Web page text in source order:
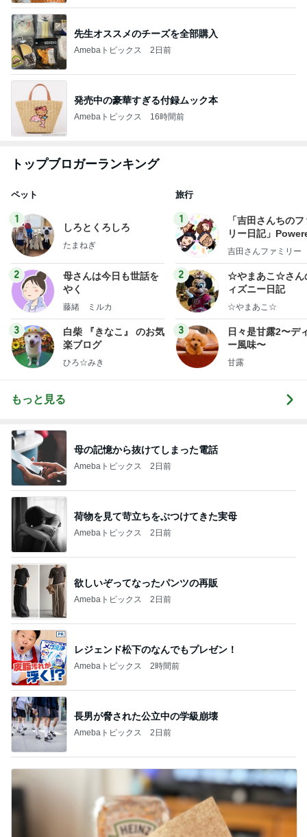
先生オススメのチーズを全部購入
Amebaトピックス 2日前
発売中の豪華すぎる付録ムック本
Amebaトピックス 16時間前
トップブロガーランキング
ペット
1
しろとくろしろ
たまねぎ
2
母さんは今日も世話を
やく
藤緒 ミルカ
3
白柴 『きなこ』 のお気
楽ブログ
ひろ☆みき
旅行
1
「吉田さんちの
リー日記」
y Ameba 吉田さ
ログ
吉田さんファミリー
2
☆やまあこ☆さん
ィズニー日記
☆やまあこ☆
3
日々是甘露2〜デ
ー風味〜
甘露
もっと見る
母の記憶から抜けてしまった電話
Amebaトピックス 2日前
荷物を見て苛立ちをぶつけてきた実母
Amebaトピックス 2日前
欲しいぞってなったパンツの再販
Amebaトピックス 2日前
レジェンド松下のなんでもプレゼン！
Amebaトピックス 2時間前
長男が脅された公立中の学級崩壊
Amebaトピックス 2日前